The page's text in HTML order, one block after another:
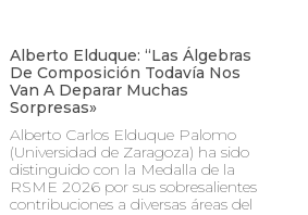
Alberto Elduque: “Las Álgebras
De Composición Todavía Nos
Van A Deparar Muchas
Sorpresas»
Alberto Carlos Elduque Palomo
(Universidad de Zaragoza) ha sido
distinguido con la Medalla de la
RSME 2026 por sus sobresalientes
contribuciones a diversas áreas del